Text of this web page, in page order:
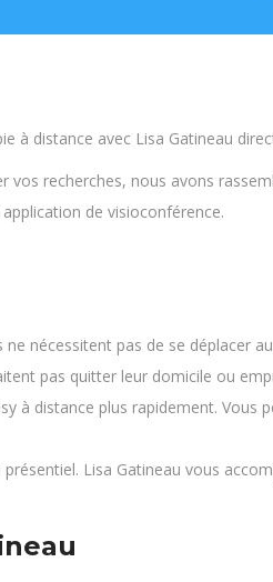
à distance avec Lisa Gatineau
vos recherches, nous avons
de visioconférence.
nécessitent pas de se déplacer
pas quitter leur domicile ou
à distance plus rapidement. Vous
Lisa Gatineau vous